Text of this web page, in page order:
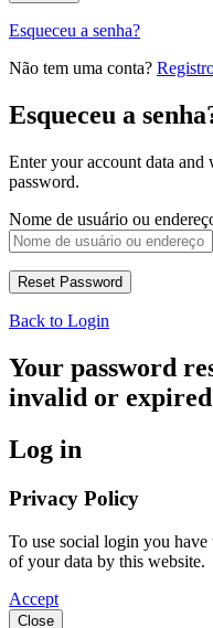
Esqueceu a senha?
Não tem uma conta?
Esqueceu a
Enter your account data
password.
Nome de usuário ou
Back to Login
Your password
invalid or
Log in
Privacy Policy
To use social login you
of your data by this website.
Accept
Close